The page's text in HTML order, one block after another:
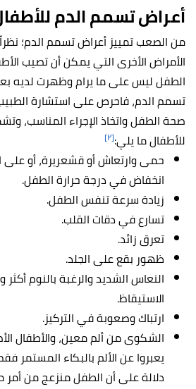
أعراض تسمم الدم
من الصعب تمييز أعراض تسمم الدم؛
الأمراض الأخرى التي يمكن أن تصيب
الطفل ليس على ما يرام وظهرت لديه
تسمم الدم، فاحرص على استشارة
صحة الطفل واتخاذ الإجراء المناسب،
للأطفال ما يلي:[٢]
حمى وارتعاش أو قشعريرة، أو
انخفاض في درجة حرارة الطفل.
زيادة سرعة تنفس الطفل.
تسارع في دقات القلب.
تعرق زائد.
ظهور بقع على الجلد.
النعاس الشديد والرغبة بالنوم
الاستيقاظ.
ارتباك وصعوبة في التركيز.
الشكوى من ألم معين، والأطفال
يعبروا عن الألم بالبكاء المستمر
دلالة على أن الطفل منزعج من أمر